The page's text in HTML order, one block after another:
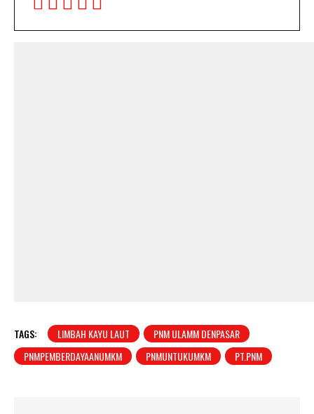
TAGS: LIMBAH KAYU LAUT
PNM ULAMM DENPASAR
PNMPEMBERDAYAANUMKM
PNMUNTUKUMKM PT.PNM